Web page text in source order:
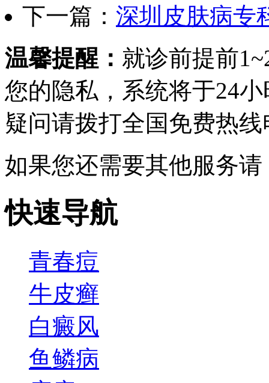
下一篇： 深圳皮肤病专
温馨提醒： 就诊前提前
您的隐私，系统将于24
疑问请拨打全国免费热线
如果您还需要其他服务
快速导航
青春痘
牛皮癣
白癜风
鱼鳞病